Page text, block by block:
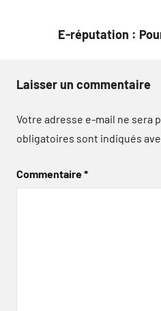
E-réputation :
Laisser un commentaire
Votre adresse e-mail ne sera
obligatoires sont indiqués
Commentaire*